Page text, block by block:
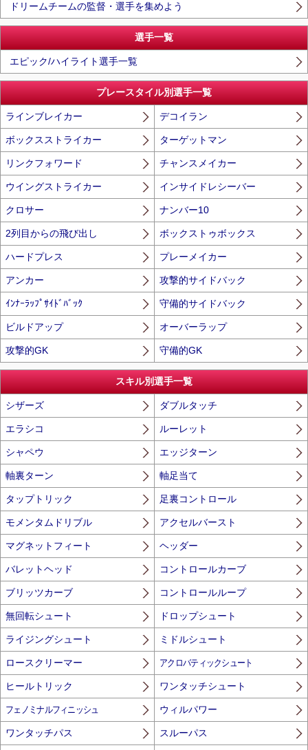
ドリームチームの監督・選手を集めよう
選手一覧
エピック/ハイライト選手一覧
プレースタイル別選手一覧
ラインブレイカー デコイラン
ボックスストライカー ターゲットマン
リンクフォワード チャンスメイカー
ウイングストライカー インサイドレシーバー
クロサー ナンバー10
2列目からの飛び出し ボックストゥボックス
ハードプレス プレーメイカー
アンカー 攻撃的サイドバック
ｲﾝﾅｰﾗｯﾌﾟｻｲﾄﾞﾊﾞｯｸ 守備的サイドバック
ビルドアップ オーバーラップ
攻撃的GK 守備的GK
スキル別選手一覧
シザーズ ダブルタッチ
エラシコ ルーレット
シャペウ エッジターン
軸裏ターン 軸足当て
タップトリック 足裏コントロール
モメンタムドリブル アクセルバースト
マグネットフィート ヘッダー
バレットヘッド コントロールカーブ
ブリッツカーブ コントロールループ
無回転シュート ドロップシュート
ライジングシュート ミドルシュート
ロースクリーマー アクロバティックシュート
ヒールトリック ワンタッチシュート
フェノミナルフィニッシュ ウィルパワー
ワンタッチパス スルーパス